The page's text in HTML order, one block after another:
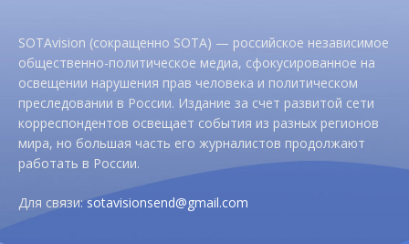
SOTAvision (сокращенно SOTA) — российское независимое
общественно-политическое медиа, сфокусированное на
освещении нарушения прав человека и политическом
преследовании в России. Издание за счет развитой сети
корреспондентов освещает события из разных регионов
мира, но большая часть его журналистов продолжают
работать в России.
Для связи:sotavisionsend@gmail.com